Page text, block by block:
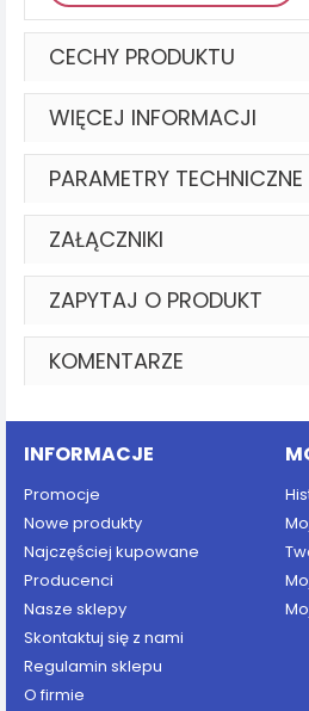
CECHY PRODUKTU
WIĘCEJ INFORMACJI
PARAMETRY TECHNICZNE
ZAŁĄCZNIKI
ZAPYTAJ O PRODUKT
KOMENTARZE
INFORMACJE
Promocje
Nowe produkty
Najczęściej kupowane
Producenci
Nasze sklepy
Skontaktuj się z nami
Regulamin sklepu
O firmie